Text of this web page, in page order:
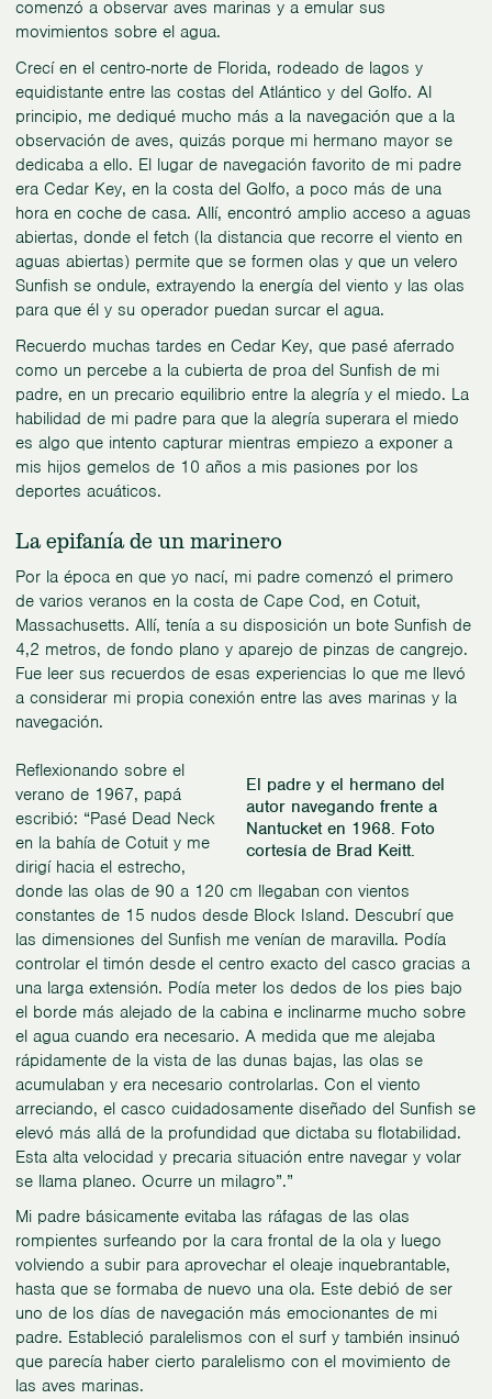
comenzó a observar aves marinas y a emular sus
movimientos sobre el agua.
Crecí en el centro-norte de Florida, rodeado de lagos y
equidistante entre las costas del Atlántico y del Golfo. Al
principio, me dediqué mucho más a la navegación que a la
observación de aves, quizás porque mi hermano mayor se
dedicaba a ello. El lugar de navegación favorito de mi padre
era Cedar Key, en la costa del Golfo, a poco más de una
hora en coche de casa. Allí, encontró amplio acceso a aguas
abiertas, donde el fetch (la distancia que recorre el viento en
aguas abiertas) permite que se formen olas y que un velero
Sunfish se ondule, extrayendo la energía del viento y las olas
para que él y su operador puedan surcar el agua.
Recuerdo muchas tardes en Cedar Key, que pasé aferrado
como un percebe a la cubierta de proa del Sunfish de mi
padre, en un precario equilibrio entre la alegría y el miedo. La
habilidad de mi padre para que la alegría superara el miedo
es algo que intento capturar mientras empiezo a exponer a
mis hijos gemelos de 10 años a mis pasiones por los
deportes acuáticos.
La epifanía de un marinero
Por la época en que yo nací, mi padre comenzó el primero
de varios veranos en la costa de Cape Cod, en Cotuit,
Massachusetts. Allí, tenía a su disposición un bote Sunfish de
4,2 metros, de fondo plano y aparejo de pinzas de cangrejo.
Fue leer sus recuerdos de esas experiencias lo que me llevó
a considerar mi propia conexión entre las aves marinas y la
navegación.
El padre y el hermano del
autor navegando frente a
Nantucket en 1968. Foto
cortesía de Brad Keitt.
Reflexionando sobre el
verano de 1967, papá
escribió: “Pasé Dead Neck
en la bahía de Cotuit y me
dirigí hacia el estrecho,
donde las olas de 90 a 120 cm llegaban con vientos
constantes de 15 nudos desde Block Island. Descubrí que
las dimensiones del Sunfish me venían de maravilla. Podía
controlar el timón desde el centro exacto del casco gracias a
una larga extensión. Podía meter los dedos de los pies bajo
el borde más alejado de la cabina e inclinarme mucho sobre
el agua cuando era necesario. A medida que me alejaba
rápidamente de la vista de las dunas bajas, las olas se
acumulaban y era necesario controlarlas. Con el viento
arreciando, el casco cuidadosamente diseñado del Sunfish se
elevó más allá de la profundidad que dictaba su flotabilidad.
Esta alta velocidad y precaria situación entre navegar y volar
se llama planeo. Ocurre un milagro”.”
Mi padre básicamente evitaba las ráfagas de las olas
rompientes surfeando por la cara frontal de la ola y luego
volviendo a subir para aprovechar el oleaje inquebrantable,
hasta que se formaba de nuevo una ola. Este debió de ser
uno de los días de navegación más emocionantes de mi
padre. Estableció paralelismos con el surf y también insinuó
que parecía haber cierto paralelismo con el movimiento de
las aves marinas.